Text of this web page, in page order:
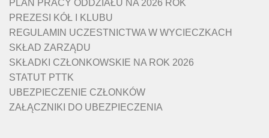
PLAN PRACY ODDZIAŁU NA 2026 ROK
PREZESI KÓŁ I KLUBU
REGULAMIN UCZESTNICTWA W WYCIECZKACH
SKŁAD ZARZĄDU
SKŁADKI CZŁONKOWSKIE NA ROK 2026
STATUT PTTK
UBEZPIECZENIE CZŁONKÓW
ZAŁĄCZNIKI DO UBEZPIECZENIA